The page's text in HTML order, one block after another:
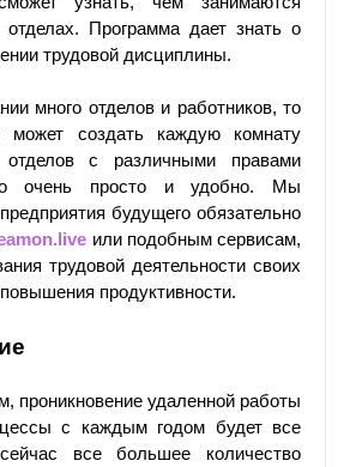
отделах. Программа дает знать о
трудовой дисциплины.
много отделов и работников, то
может создать каждую комнату
с различными правами
очень просто и удобно. Мы
будущего обязательно
или подобным сервисам,
трудовой деятельности своих
продуктивности.
проникновение удаленной работы
с каждым годом будет все
все большее количество